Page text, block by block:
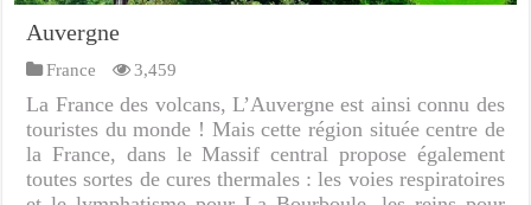
Auvergne
France 3,459
La France des volcans, L’Auvergne est ainsi connu des
touristes du monde ! Mais cette région située centre de
la France, dans le Massif central propose également
toutes sortes de cures thermales : les voies respiratoires